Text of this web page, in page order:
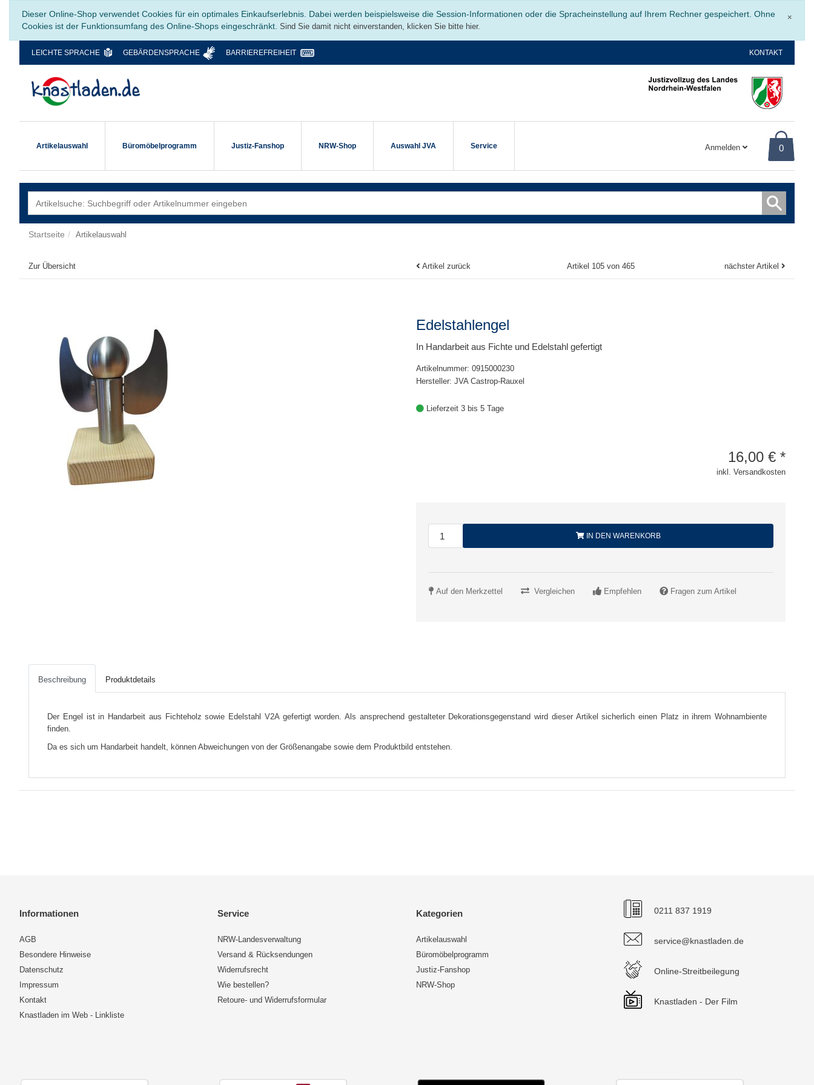
×
Dieser Online-Shop verwendet Cookies für ein optimales Einkaufserlebnis. Dabei werden beispielsweise die Session-Informationen oder die Spracheinstellung auf Ihrem Rechner gespeichert. Ohne
Cookies ist der Funktionsumfang des Online-Shops eingeschränkt. Sind Sie damit nicht einverstanden, klicken Sie bitte hier.
LEICHTE SPRACHE GEBÄRDENSPRACHE BARRIEREFREIHEIT KONTAKT
Artikelauswahl Büromöbelprogramm Justiz-Fanshop NRW-Shop Auswahl JVA Service Anmelden 0
Startseite Artikelauswahl
Zur Übersicht Artikel zurück Artikel 105 von 465 nächster Artikel
Edelstahlengel
In Handarbeit aus Fichte und Edelstahl gefertigt
Artikelnummer: 0915000230
Hersteller: JVA Castrop-Rauxel
Lieferzeit 3 bis 5 Tage
16,00 € *
inkl. Versandkosten
IN DEN WARENKORB
Auf den Merkzettel Vergleichen Empfehlen Fragen zum Artikel
Beschreibung Produktdetails
Der Engel ist in Handarbeit aus Fichteholz sowie Edelstahl V2A gefertigt worden. Als ansprechend gestalteter Dekorationsgegenstand wird dieser Artikel sicherlich einen Platz in ihrem Wohnambiente
finden.
Da es sich um Handarbeit handelt, können Abweichungen von der Größenangabe sowie dem Produktbild entstehen.
Informationen
AGB
Besondere Hinweise
Datenschutz
Impressum
Kontakt
Knastladen im Web - Linkliste
Service
NRW-Landesverwaltung
Versand & Rücksendungen
Widerrufsrecht
Wie bestellen?
Retoure- und Widerrufsformular
Kategorien
Artikelauswahl
Büromöbelprogramm
Justiz-Fanshop
NRW-Shop
0211 837 1919
service@knastladen.de
Online-Streitbeilegung
Knastladen - Der Film